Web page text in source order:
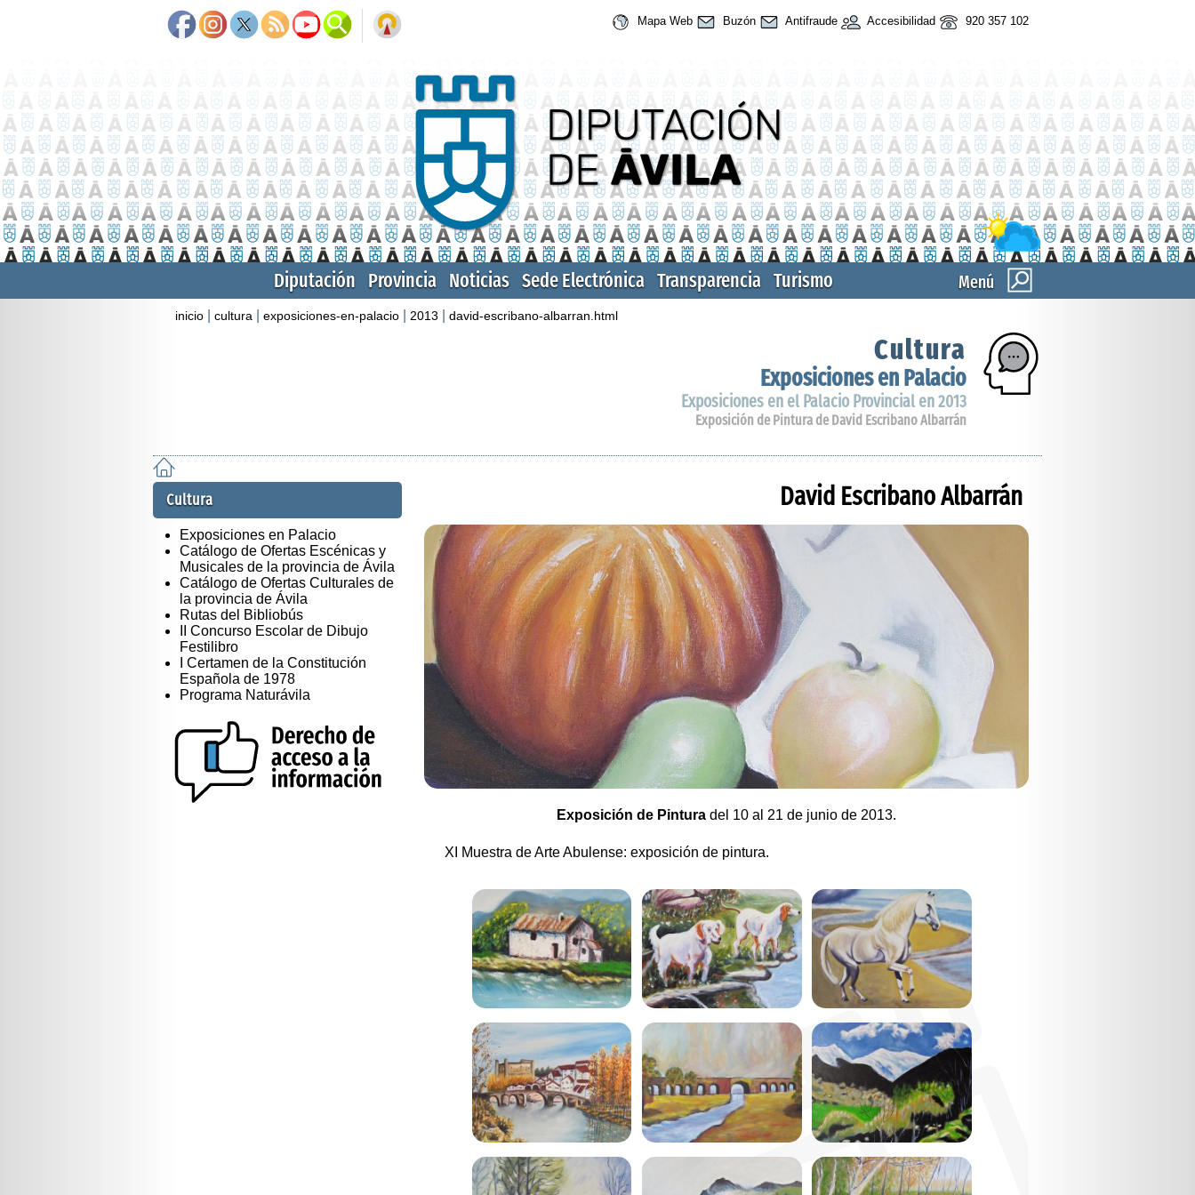
Mapa Web Buzón Antifraude Accesibilidad 920 357 102
Menú
Diputación Provincia Noticias Sede Electrónica Transparencia Turismo
inicio cultura exposiciones-en-palacio 2013 david-escribano-albarran.html
Cultura
Exposiciones en Palacio
Exposiciones en el Palacio Provincial en 2013
Exposición de Pintura de David Escribano Albarrán
Cultura
Exposiciones en Palacio
Catálogo de Ofertas Escénicas y
Musicales de la provincia de Ávila
Catálogo de Ofertas Culturales de
la provincia de Ávila
Rutas del Bibliobús
II Concurso Escolar de Dibujo
Festilibro
I Certamen de la Constitución
Española de 1978
Programa Naturávila
David Escribano Albarrán
Exposición de Pintura del 10 al 21 de junio de 2013.
XI Muestra de Arte Abulense: exposición de pintura.